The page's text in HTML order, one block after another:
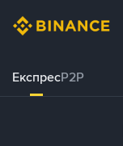
ЕкспресP2P